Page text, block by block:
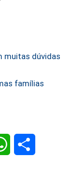
muitas dúvidas
famílias